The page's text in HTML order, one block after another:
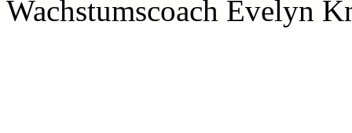
Wachstumscoach Evelyn